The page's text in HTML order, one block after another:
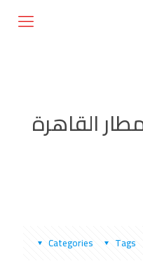
القاهرة
Categories Tags